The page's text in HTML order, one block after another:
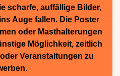
scharfe, auffällige Bilder,
Auge fallen. Die Poster
oder Masthalterungen
Möglichkeit, zeitlich
Veranstaltungen zu